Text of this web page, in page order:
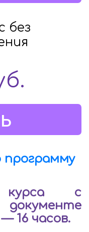
без
с
документе
16 часов.